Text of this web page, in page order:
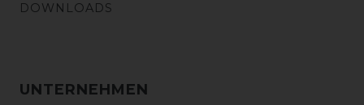
DOWNLOADS
UNTERNEHMEN